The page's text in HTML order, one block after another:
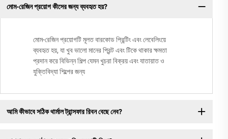
মোম-রেজিন প্রয়োগ কীসের জন্য ব্যবহৃত হয়?
মোম-রেজিন প্রয়োগটি মূলত বারকোড প্রিন্টিং এবং লেবেলিংয়ে
ব্যবহৃত হয়, যা খুব ভালো মানের প্রিন্ট এবং টিকে থাকার ক্ষমতা
প্রদান করে বিভিন্ন শিল্প যেমন খুচরা বিক্রয় এবং যাতায়াত ও
যুক্তিবিদ্যা শিল্পের জন্য
আমি কীভাবে সঠিক থার্মাল ট্রান্সফার রিবন বেছে নেব?